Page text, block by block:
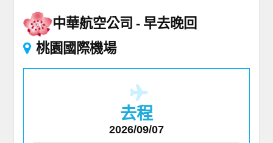
中華航空公司
早去晚回
桃園國際機場
去程
2026/09/07